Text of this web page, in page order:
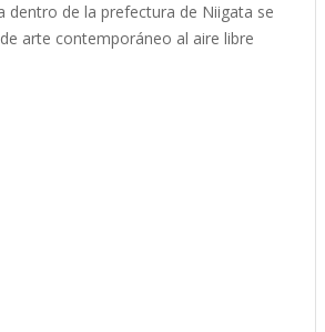
dentro de la prefectura de Niigata se
arte contemporáneo al aire libre